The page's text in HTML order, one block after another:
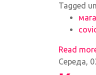
Tagged
Read
Середа,